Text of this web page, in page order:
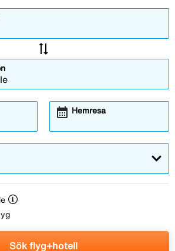
sync_alt
Hemresa
calendar_month
Sök flyg+hotell